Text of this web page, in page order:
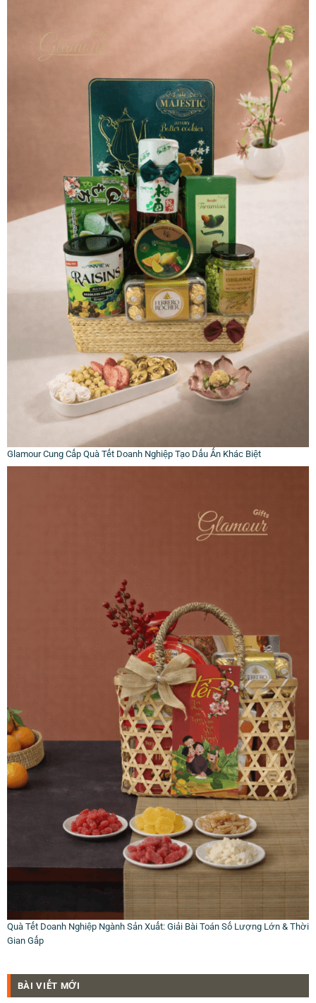
Glamour Cung Cấp Quà Tết Doanh Nghiệp Tạo Dấu Ấn Khác Biệt
Quà Tết Doanh Nghiệp Ngành Sản Xuất: Giải Bài Toán Số Lượng Lớn & Thời
Gian Gấp
BÀI VIẾT MỚI